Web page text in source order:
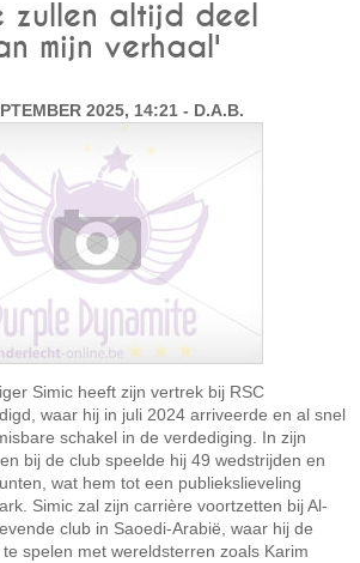
zullen altijd deel
mijn verhaal'
2025, 14:21 - D.A.B.
Simic heeft zijn vertrek bij RSC
waar hij in juli 2024 arriveerde en al snel
schakel in de verdediging. In zijn
bij de club speelde hij 49 wedstrijden en
wat hem tot een publiekslieveling
Simic zal zijn carrière voortzetten bij Al-
club in Saoedi-Arabië, waar hij de
spelen met wereldsterren zoals Karim